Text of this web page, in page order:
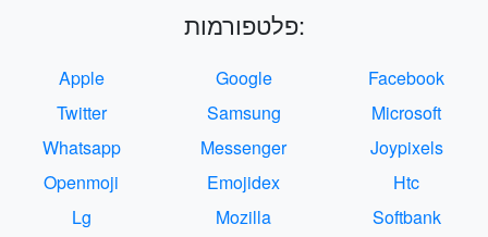
פלטפורמות:
Apple Google
Facebook
Twitter
Samsung
Microsoft
Whatsapp
Messenger
Joypixels
Openmoji
Emojidex
Htc
Lg
Mozilla
Softbank